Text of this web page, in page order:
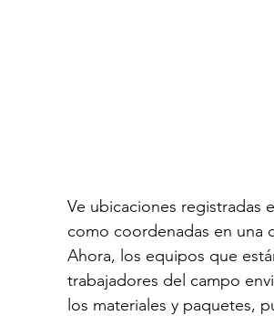
Ve ubicaciones registradas
como coordenadas en una
Ahora, los equipos que
trabajadores del campo
los materiales y paquetes,